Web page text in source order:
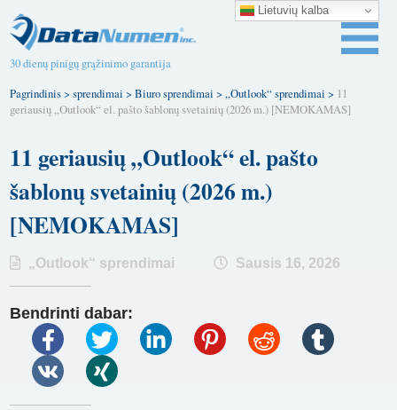
30 dienų pinigų grąžinimo garantija
Pagrindinis>sprendimai >Biuro sprendimai >„Outlook“ sprendimai > 11
geriausių „Outlook“ el. pašto šablonų svetainių (2026 m.) [NEMOKAMAS]
11 geriausių „Outlook“ el. pašto
šablonų svetainių (2026 m.)
[NEMOKAMAS]
„Outlook“ sprendimai Sausis 16, 2026
Bendrinti dabar:
Lietuvių kalba